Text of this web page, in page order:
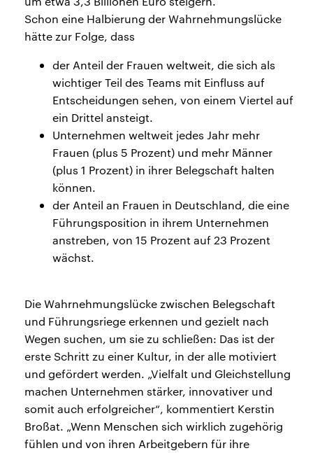
Schon eine Halbierung der Wahrnehmungslücke
hätte zur Folge, dass
der Anteil der Frauen weltweit, die sich als
wichtiger Teil des Teams mit Einfluss auf
Entscheidungen sehen, von einem Viertel auf
ein Drittel ansteigt.
Unternehmen weltweit jedes Jahr mehr
Frauen (plus 5 Prozent) und mehr Männer
(plus 1 Prozent) in ihrer Belegschaft halten
können.
der Anteil an Frauen in Deutschland, die eine
Führungsposition in ihrem Unternehmen
anstreben, von 15 Prozent auf 23 Prozent
wächst.
Die Wahrnehmungslücke zwischen Belegschaft
und Führungsriege erkennen und gezielt nach
Wegen suchen, um sie zu schließen: Das ist der
erste Schritt zu einer Kultur, in der alle motiviert
und gefördert werden. „Vielfalt und Gleichstellung
machen Unternehmen stärker, innovativer und
somit auch erfolgreicher“, kommentiert Kerstin
Broßat. „Wenn Menschen sich wirklich zugehörig
fühlen und von ihren Arbeitgebern für ihre